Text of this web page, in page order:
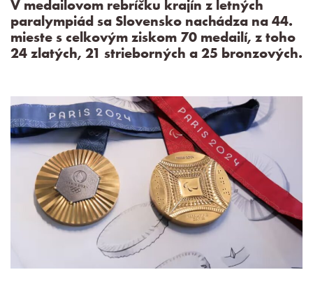
V medailovom rebríčku krajín z letných
paralympiád sa Slovensko nachádza na 44.
mieste s celkovým ziskom 70 medailí, z toho
24 zlatých, 21 strieborných a 25 bronzových.